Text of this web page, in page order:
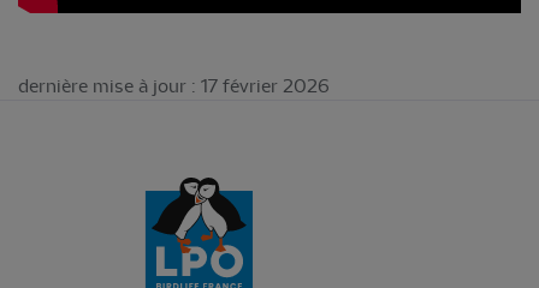
dernière mise à jour : 17 février 2026